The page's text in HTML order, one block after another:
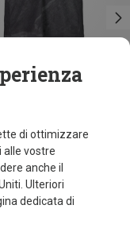
di ottimizzare
alle vostre
anche il
Ulteriori
dedicata di